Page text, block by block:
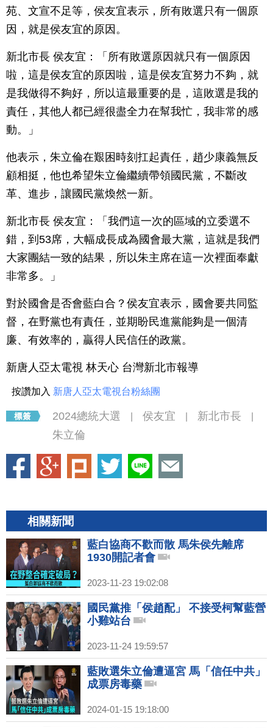
苑、文宣不足等，侯友宜表示，所有敗選只有一個原
因，就是侯友宜的原因。
新北市長 侯友宜：「所有敗選原因就只有一個原因
啦，這是侯友宜的原因啦，這是侯友宜努力不夠，就
是我做得不夠好，所以這最重要的是，這敗選是我的
責任，其他人都已經很盡全力在幫我忙，我非常的感
動。」
他表示，朱立倫在艱困時刻扛起責任，趙少康義無反
顧相挺，他也希望朱立倫繼續帶領國民黨，不斷改
革、進步，讓國民黨煥然一新。
新北市長 侯友宜：「我們這一次的區域的立委選不
錯，到53席，大幅成長成為國會最大黨，這就是我們
大家團結一致的結果，所以朱主席在這一次裡面奉獻
非常多。」
對於國會是否會藍白合？侯友宜表示，國會要共同監
督，在野黨也有責任，並期盼民進黨能夠是一個清
廉、有效率的，贏得人民信任的政黨。
新唐人亞太電視 林天心 台灣新北市報導
按讚加入 新唐人亞太電視台粉絲團
2024總統大選 侯友宜 新北市長
朱立倫
相關新聞
藍白協商不歡而散 馬朱侯先離席
1930開記者會
2023-11-23 19:02:08
國民黨推「侯趙配」 不接受柯幫藍營
小雞站台
2023-11-24 19:59:57
藍敗選朱立倫遭逼宮 馬「信任中共」
成票房毒藥
2024-01-15 19:18:00